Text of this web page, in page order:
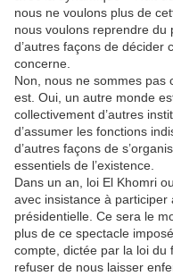
nous ne voulons plus de
nous voulons reprendre du
d’autres façons de décider
concerne.
Non, nous ne sommes pas
est. Oui, un autre monde
collectivement d’autres
d’assumer les fonctions
d’autres façons de
essentiels de l’existence.
Dans un an, loi El Khomri
avec insistance à participer
présidentielle. Ce sera le
plus de ce spectacle
compte, dictée par la loi du
refuser de nous laisser